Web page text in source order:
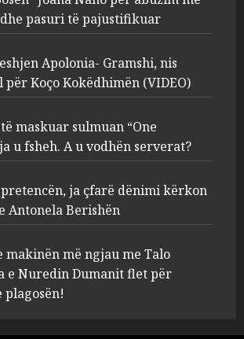
Kokëdhimën (VIDEO)
MARCH 27, 2025
FOTO/ Persona të maskuar
sulmuan “One Albania”,
ngjarja u fsheh. A u vodhën
serverat?
MARCH 25, 2025
Prokuroria jep pretencën, ja
çfarë dënimi kërkon për
Berishën
MARCH 25, 2025
pasuri të pajustifikuar
Apolonia- Gramshi, nis
Koço Kokëdhimën (VIDEO)
maskuar sulmuan “One
u fsheh. A u vodhën serverat?
ja çfarë dënimi kërkon
Antonela Berishën
makinën më ngjau me Talo
e Nuredin Dumanit flet për
plagosën!